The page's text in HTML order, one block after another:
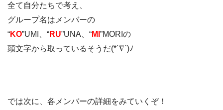
全て自分たちで考え、
グループ名はメンバーの
“KO”UMI、“RU”UNA、“MI ”MORIの
頭文字から取っているそうだ(*´∇`)ﾉ
では次に、各メンバーの詳細をみていくぞ！